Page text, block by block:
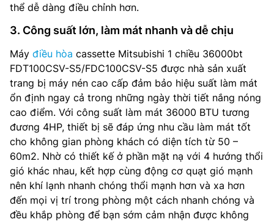
thể dễ dàng điều chỉnh hơn.
3. Công suất lớn, làm mát nhanh và dễ chịu
Máy điều hòa cassette Mitsubishi 1 chiều 36000bt
FDT100CSV-S5/FDC100CSV-S5 được nhà sản xuất
trang bị máy nén cao cấp đảm bảo hiệu suất làm mát
ổn định ngay cả trong những ngày thời tiết nắng nóng
cao điểm. Với công suất làm mát 36000 BTU tương
đương 4HP, thiết bị sẽ đáp ứng nhu cầu làm mát tốt
cho không gian phòng khách có diện tích từ 50 –
60m2. Nhờ có thiết kế ở phần mặt nạ với 4 hướng thổi
gió khác nhau, kết hợp cùng động cơ quạt gió mạnh
nên khí lạnh nhanh chóng thổi mạnh hơn và xa hơn
đến mọi vị trí trong phòng một cách nhanh chóng và
đều khắp phòng để bạn sớm cảm nhận được không